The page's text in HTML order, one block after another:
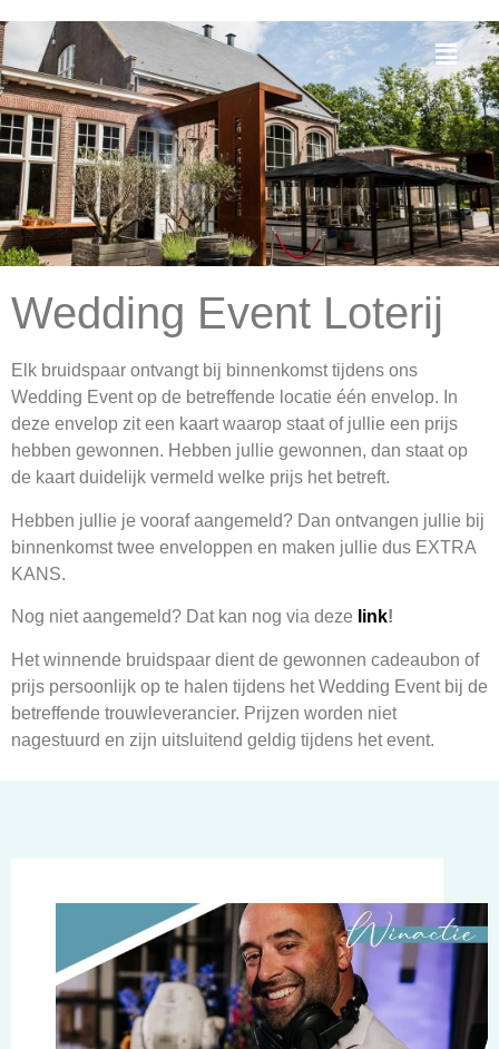
Wedding Event Loterij
Elk bruidspaar ontvangt bij binnenkomst tijdens ons
Wedding Event op de betreffende locatie één envelop. In
deze envelop zit een kaart waarop staat of jullie een prijs
hebben gewonnen. Hebben jullie gewonnen, dan staat op
de kaart duidelijk vermeld welke prijs het betreft.
Hebben jullie je vooraf aangemeld? Dan ontvangen jullie bij
binnenkomst twee enveloppen en maken jullie dus EXTRA
KANS.
Nog niet aangemeld? Dat kan nog via deze link!
Het winnende bruidspaar dient de gewonnen cadeaubon of
prijs persoonlijk op te halen tijdens het Wedding Event bij de
betreffende trouwleverancier. Prijzen worden niet
nagestuurd en zijn uitsluitend geldig tijdens het event.